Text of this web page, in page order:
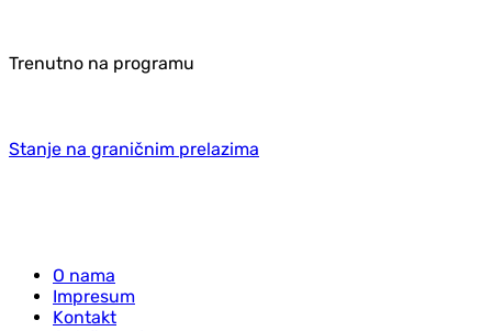
Trenutno na programu
Stanje na graničnim prelazima
O nama
Impresum
Kontakt